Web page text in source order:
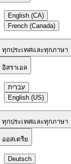
English (CA)
French (Canada)
ทุกประเทศและทุกภาษา
อิสราเอล
עִברִית
English (US)
ทุกประเทศและทุกภาษา
ออสเตรีย
Deutsch